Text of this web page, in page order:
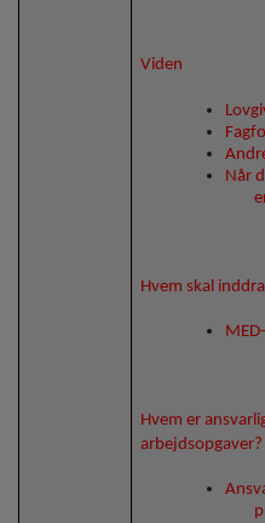
Viden
Når
Hvem skal
Hvem er
arbejdsopgaver?